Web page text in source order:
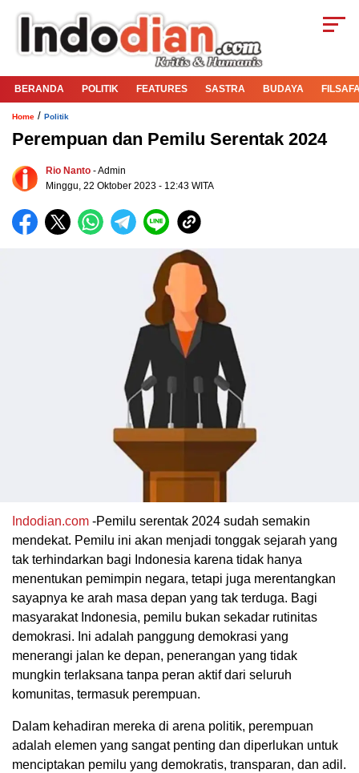
BERANDA POLITIK FEATURES SASTRA BUDAYA
Home / Politik
Perempuan dan Pemilu Serentak 2024
Rio Nanto - Admin
Minggu, 22 Oktober 2023 - 12:43 WITA
Indodian.com -Pemilu serentak 2024 sudah semakin
mendekat. Pemilu ini akan menjadi tonggak sejarah yang
tak terhindarkan bagi Indonesia karena tidak hanya
menentukan pemimpin negara, tetapi juga merentangkan
sayapnya ke arah masa depan yang tak terduga. Bagi
masyarakat Indonesia, pemilu bukan sekadar rutinitas
demokrasi. Ini adalah panggung demokrasi yang
menerangi jalan ke depan, penerangan yang tidak
mungkin terlaksana tanpa peran aktif dari seluruh
komunitas, termasuk perempuan.
Dalam kehadiran mereka di arena politik, perempuan
adalah elemen yang sangat penting dan diperlukan untuk
menciptakan pemilu yang demokratis, transparan, dan adil.